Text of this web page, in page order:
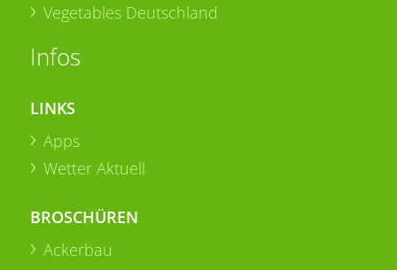
Vegetables Deutschland
Infos
LINKS
Apps
Wetter Aktuell
BROSCHÜREN
Ackerbau